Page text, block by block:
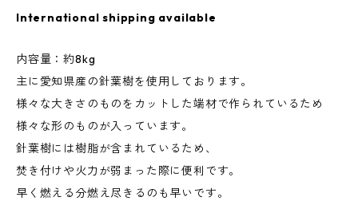
International shipping available
内容量：約8kg
主に愛知県産の針葉樹を使用しております。
様々な大きさのものをカットした端材で作られているため
様々な形のものが入っています。
針葉樹には樹脂が含まれているため、
焚き付けや火力が弱まった際に便利です。
早く燃える分燃え尽きるのも早いです。